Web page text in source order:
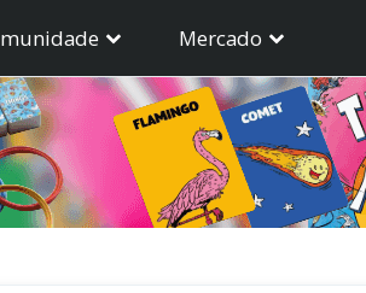
Mercado